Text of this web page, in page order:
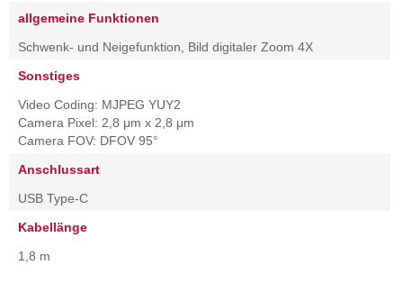
allgemeine Funktionen
Schwenk- und Neigefunktion, Bild digitaler Zoom 4X
Sonstiges
Video Coding: MJPEG YUY2
Camera Pixel: 2,8 μm x 2,8 μm
Camera FOV: DFOV 95°
Anschlussart
USB Type-C
Kabellänge
1,8 m